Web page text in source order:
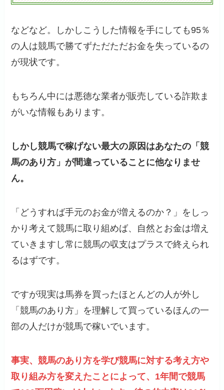
などなど。しかしこうした情報を手にしても95％
の人は競馬で勝てずただただお金を失っているの
が現状です。
もちろん中には悪徳な業者が販売している詐欺ま
がいな情報もあります。
しかし競馬で稼げない最大の原因はあなたの「競
馬のあり方」が間違っていることに他なりませ
ん。
「どうすれば手元のお金が増えるのか？」をしっ
かり考えて競馬に取り組めば、自然とお金は増え
ていきますし常に競馬の収支はプラスで終えられ
るはずです。
ですが現実は馬券を買ったほとんどの人が外し
「競馬のあり方」を理解して買っているほんの一
部の人だけが競馬で稼いでいます。
事実、競馬のあり方を学び競馬に対する考え方や
取り組み方を変えたことによって、1年間で競馬